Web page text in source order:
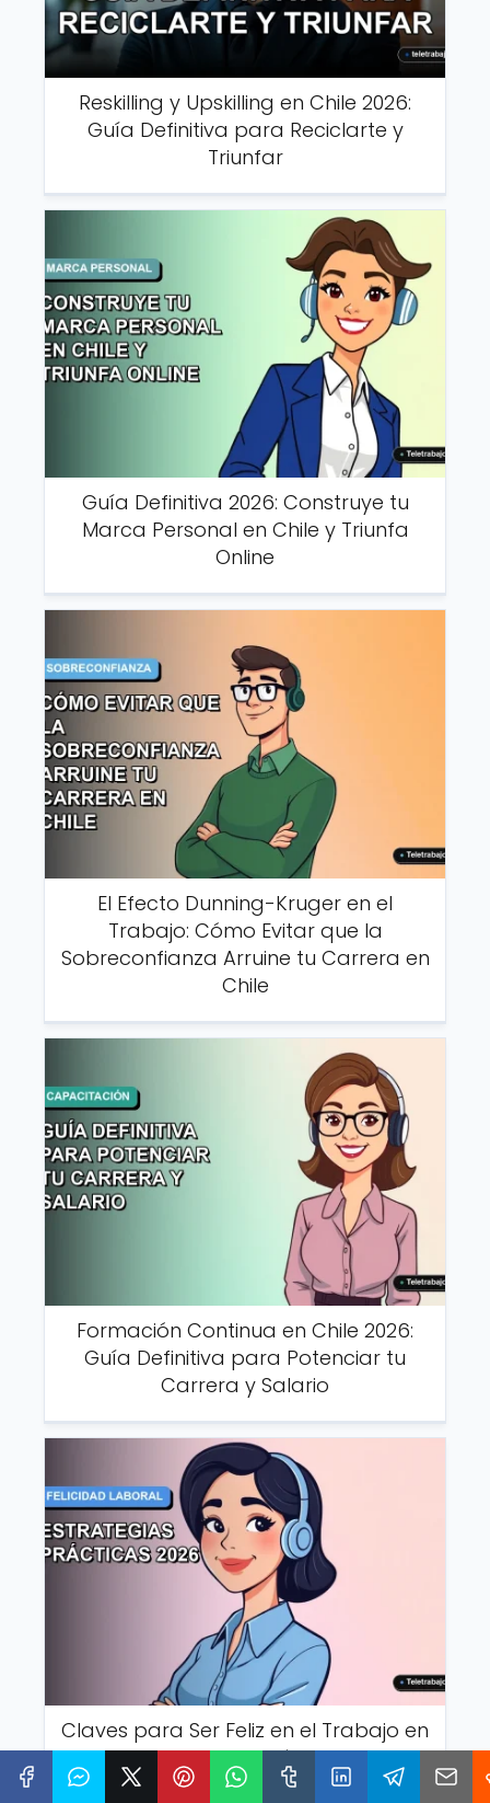
Reskilling y Upskilling en Chile 2026:
Guía Definitiva para Reciclarte y
Triunfar
Guía Definitiva 2026: Construye tu
Marca Personal en Chile y Triunfa
Online
El Efecto Dunning-Kruger en el
Trabajo: Cómo Evitar que la
Sobreconfianza Arruine tu Carrera en
Chile
Formación Continua en Chile 2026:
Guía Definitiva para Potenciar tu
Carrera y Salario
Claves para Ser Feliz en el Trabajo en
Chile: Estrategias Prácticas 2026